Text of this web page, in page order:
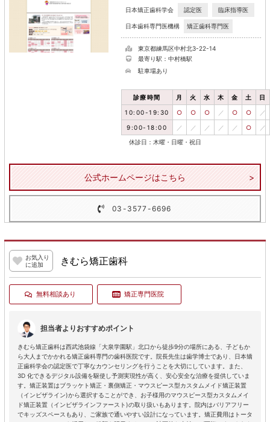
日本矯正歯科学会 認定医 臨床指導医
日本歯科専門医機構 矯正歯科専門医
東京都練馬区中村北3-22-14
最寄り駅：中村橋駅
駐車場あり
診療時間 月 火 水 木 金 土 日
10:00-19:30 ○ ○ ○ ／ ○ ○ ／
9:00-18:00 ／ ／ ／ ／ ／ ○ ／
休診日：木曜・日曜・祝日
公式ホームページはこちら
03-3577-6696
お気入り
に追加
きむら矯正歯科
無料相談あり 矯正専門医院
担当者よりおすすめポイント
きむら矯正歯科は西武池袋線「大泉学園駅」北口から徒歩9分の場所にある、子どもか
ら大人までかかれる矯正歯科専門の歯科医院です。院長先生は歯学博士であり、日本矯
正歯科学会の認定医で丁寧なカウンセリングを行うことを大切にしています。また、
3D 化できるデジタル設備を駆使し予測実現性が高く、安心安全な治療を提供していま
す。矯正装置はブラッケト矯正・裏側矯正・マウスピース型カスタムメイド矯正装置
（インビザライン)から選択することができ、お子様用のマウスピース型カスタムメイ
ド矯正装置（インビザラインファースト)の取り扱いもあります。院内はバリアフリー
でキッズスペースもあり、ご家族で通いやすい設計になっています。矯正費用はトータ